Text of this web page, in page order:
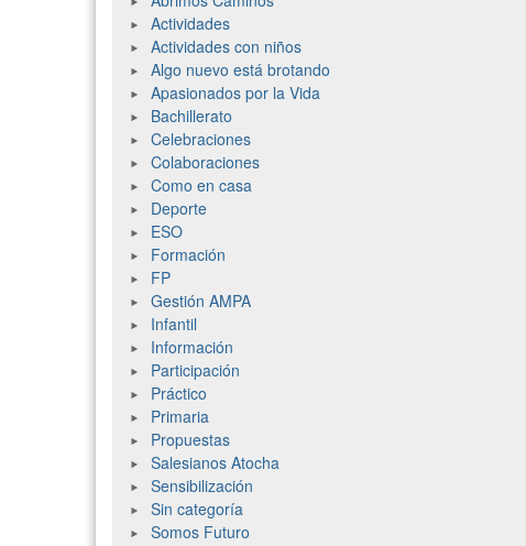
Actividades
Actividades con niños
Algo nuevo está brotando
Apasionados por la Vida
Bachillerato
Celebraciones
Colaboraciones
Como en casa
Deporte
ESO
Formación
FP
Gestión AMPA
Infantil
Información
Participación
Práctico
Primaria
Propuestas
Salesianos Atocha
Sensibilización
Sin categoría
Somos Futuro